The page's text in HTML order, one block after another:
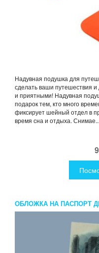
Надувная подушка для
сделать ваши путешествия
и приятными! Надувная
подарок тем, кто много
фиксирует шейный отдел в
время сна и отдыха. Снимае...
ОБЛОЖКА НА ПАСПОРТ